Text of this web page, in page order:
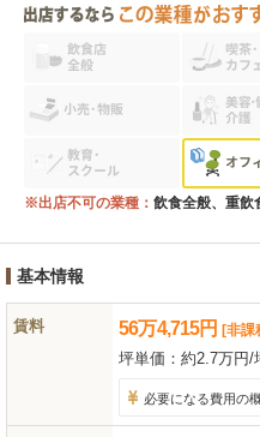
※出店不可の業種： 飲食全般、重飲
基本情報
賃料 56万4,715円 [非課
坪単価： 約2.7万円/
必要になる費用の